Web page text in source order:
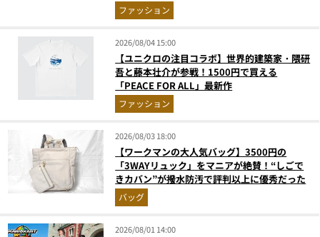
ウエアの実力
ファッション
2026/08/04 15:00
【ユニクロの注目コラボ】世界的建築家・隈研
吾と藤本壮介が参戦！1500円で買える
「PEACE FOR ALL」最新作
ファッション
2026/08/03 18:00
【ワークマンの大人気バッグ】3500円の
「3WAYリュック」をマニアが絶賛！“しごで
きカバン”が撥水防汚で評判以上に優秀だった
バッグ
2026/08/01 14:00